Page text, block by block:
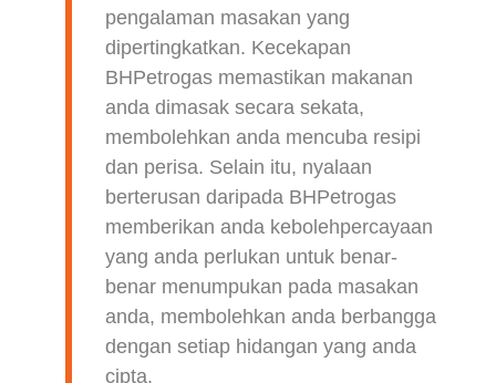
pengalaman masakan yang
dipertingkatkan. Kecekapan
BHPetrogas memastikan makanan
anda dimasak secara sekata,
membolehkan anda mencuba resipi
dan perisa. Selain itu, nyalaan
berterusan daripada BHPetrogas
memberikan anda kebolehpercayaan
yang anda perlukan untuk benar-
benar menumpukan pada masakan
anda, membolehkan anda berbangga
dengan setiap hidangan yang anda
cipta.